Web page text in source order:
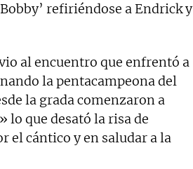
refiriéndose a Endrick y
al encuentro que enfrentó a
la pentacampeona del
la grada comenzaron a
que desató la risa de
el cántico y en saludar a la